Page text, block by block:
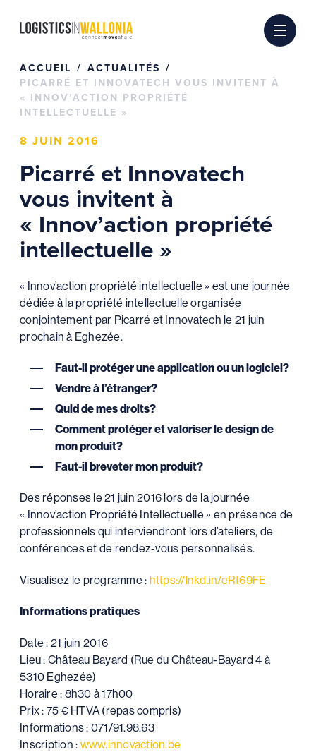
ACCUEIL
ACTUALITÉS
PICARRÉ ET INNOVATECH VOUS INVITENT À
« INNOV’ACTION PROPRIÉTÉ
INTELLECTUELLE »
8 JUIN 2016
Picarré et Innovatech
vous invitent à
« Innov’action propriété
intellectuelle »
« Innov’action propriété intellectuelle » est une journée
dédiée à la propriété intellectuelle organisée
conjointement par Picarré et Innovatech le 21 juin
prochain à Eghezée.
Faut-il protéger une application ou un logiciel?
Vendre à l’étranger?
Quid de mes droits?
Comment protéger et valoriser le design de
mon produit?
Faut-il breveter mon produit?
Des réponses le 21 juin 2016 lors de la journée
« Innov’action Propriété Intellectuelle » en présence de
professionnels qui interviendront lors d’ateliers, de
conférences et de rendez-vous personnalisés.
Visualisez le programme : https://lnkd.in/eRf69FE
Informations pratiques
Date : 21 juin 2016
Lieu : Château Bayard (Rue du Château-Bayard 4 à
5310 Eghezée)
Horaire : 8h30 à 17h00
Prix : 75 € HTVA (repas compris)
Informations : 071/91.98.63
Inscription : www.innovaction.be